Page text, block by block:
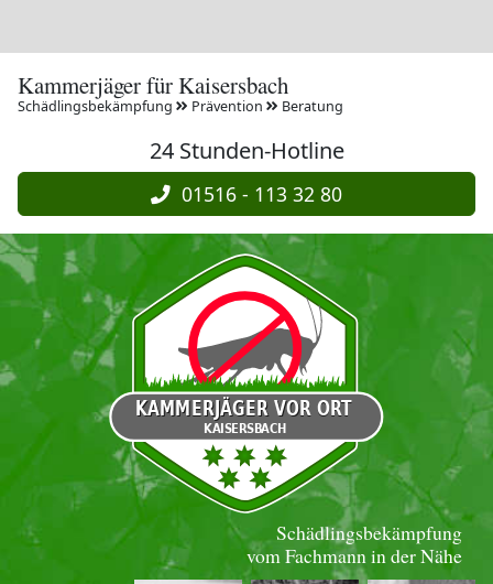
Kammerjäger für Kaisersbach
Schädlingsbekämpfung Prävention Beratung
24 Stunden-Hotline
01516 - 113 32 80
Schädlingsbekämpfung
vom Fachmann in der Nähe